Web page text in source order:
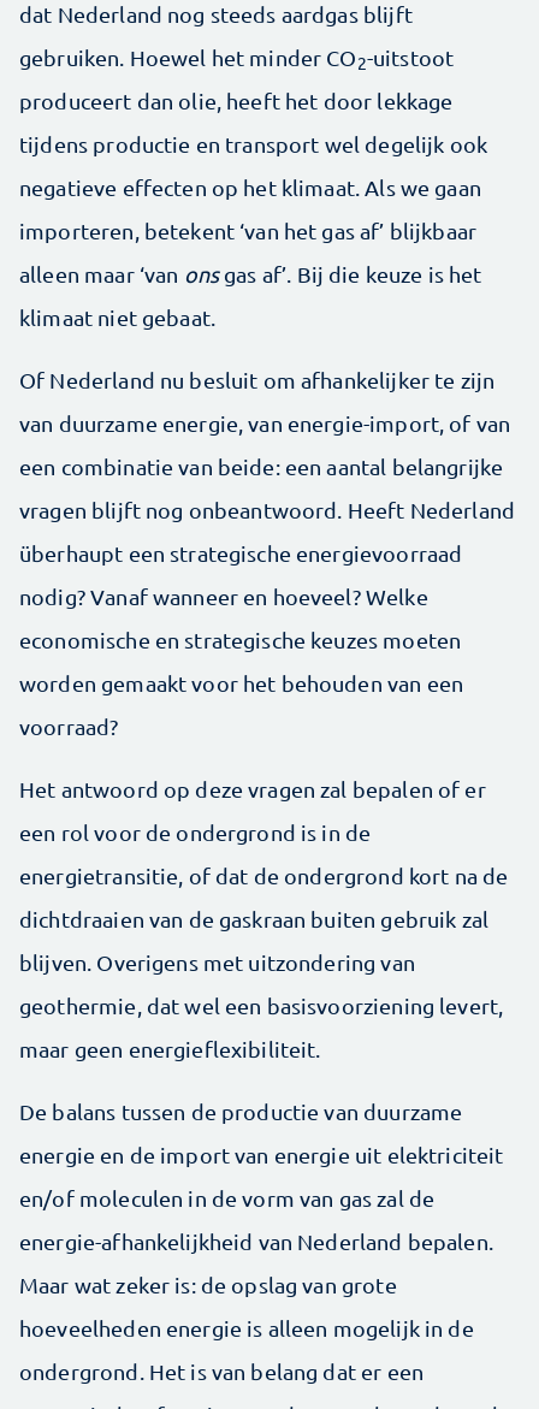
dat Nederland nog steeds aardgas blijft
gebruiken. Hoewel het minder CO2-uitstoot
produceert dan olie, heeft het door lekkage
tijdens productie en transport wel degelijk ook
negatieve effecten op het klimaat. Als we gaan
importeren, betekent ‘van het gas af’ blijkbaar
alleen maar ‘van onsgas af’. Bij die keuze is het
klimaat niet gebaat.
Of Nederland nu besluit om afhankelijker te zijn
van duurzame energie, van energie-import, of van
een combinatie van beide: een aantal belangrijke
vragen blijft nog onbeantwoord. Heeft Nederland
überhaupt een strategische energievoorraad
nodig? Vanaf wanneer en hoeveel? Welke
economische en strategische keuzes moeten
worden gemaakt voor het behouden van een
voorraad?
Het antwoord op deze vragen zal bepalen of er
een rol voor de ondergrond is in de
energietransitie, of dat de ondergrond kort na de
dichtdraaien van de gaskraan buiten gebruik zal
blijven. Overigens met uitzondering van
geothermie, dat wel een basisvoorziening levert,
maar geen energieflexibiliteit.
De balans tussen de productie van duurzame
energie en de import van energie uit elektriciteit
en/of moleculen in de vorm van gas zal de
energie-afhankelijkheid van Nederland bepalen.
Maar wat zeker is: de opslag van grote
hoeveelheden energie is alleen mogelijk in de
ondergrond. Het is van belang dat er een